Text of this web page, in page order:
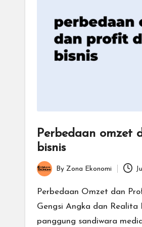
Perbedaan omzet
bisnis
Posted
by
By Zona Ekonomi
Perbedaan Omzet dan
Gengsi Angka dan Realita
panggung sandiwara